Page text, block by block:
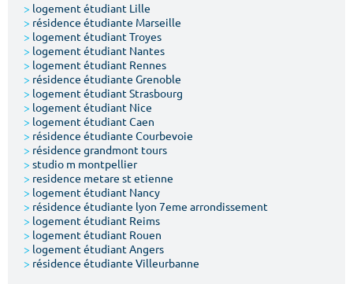
Votre date d'entrée
Chercher
> logement étudiant Lille
> résidence étudiante Marseille
> logement étudiant Troyes
> logement étudiant Nantes
> logement étudiant Rennes
> résidence étudiante Grenoble
> logement étudiant Strasbourg
> logement étudiant Nice
> logement étudiant Caen
> résidence étudiante Courbevoie
> résidence grandmont tours
> studio m montpellier
> residence metare st etienne
> logement étudiant Nancy
> résidence étudiante lyon 7eme arrondissement
> logement étudiant Reims
> logement étudiant Rouen
> logement étudiant Angers
> résidence étudiante Villeurbanne